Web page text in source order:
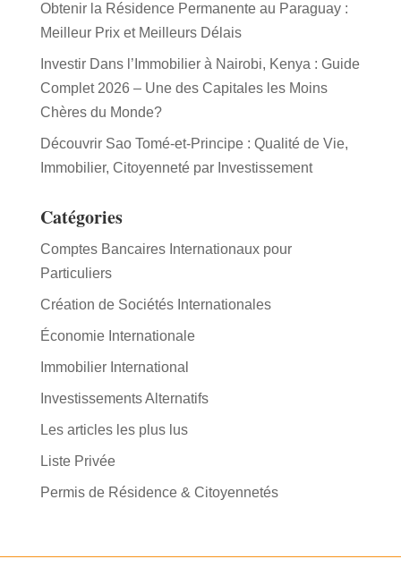
Obtenir la Résidence Permanente au Paraguay :
Meilleur Prix et Meilleurs Délais
Investir Dans l’Immobilier à Nairobi, Kenya : Guide
Complet 2026 – Une des Capitales les Moins
Chères du Monde?
Découvrir Sao Tomé-et-Principe : Qualité de Vie,
Immobilier, Citoyenneté par Investissement
Catégories
Comptes Bancaires Internationaux pour
Particuliers
Création de Sociétés Internationales
Économie Internationale
Immobilier International
Investissements Alternatifs
Les articles les plus lus
Liste Privée
Permis de Résidence & Citoyennetés